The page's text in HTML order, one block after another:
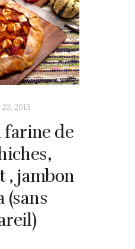
2015
farine de
, jambon
(sans